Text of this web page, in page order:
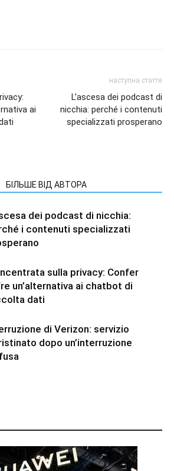
ai
наступна стаття
L’ascesa dei podcast di
nicchia: perché i contenuti
specializzati prosperano
БІЛЬШЕ ВІД АВТОРА
dei podcast di nicchia:
i contenuti specializzati
sulla privacy: Confer
un’alternativa ai chatbot di
dati
di Verizon: servizio
dopo un’interruzione